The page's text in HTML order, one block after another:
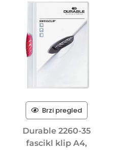
Brzi pregled
Durable 2260-35
fascikl klip A4,